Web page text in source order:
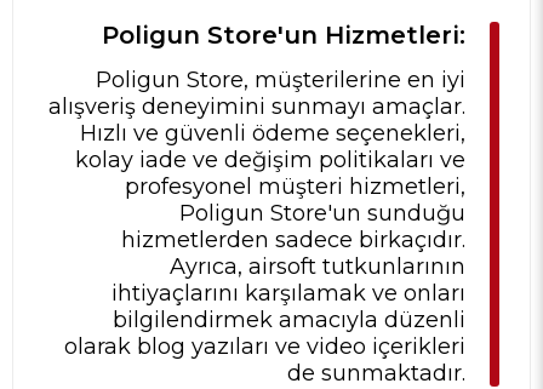
Poligun Store'un Hizmetleri:
Poligun Store, müşterilerine en iyi
alışveriş deneyimini sunmayı amaçlar.
Hızlı ve güvenli ödeme seçenekleri,
kolay iade ve değişim politikaları ve
profesyonel müşteri hizmetleri,
Poligun Store'un sunduğu
hizmetlerden sadece birkaçıdır.
Ayrıca, airsoft tutkunlarının
ihtiyaçlarını karşılamak ve onları
bilgilendirmek amacıyla düzenli
olarak blog yazıları ve video içerikleri
de sunmaktadır.